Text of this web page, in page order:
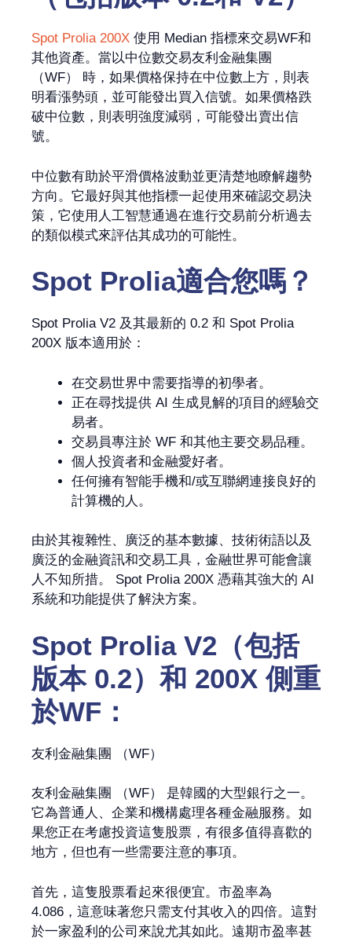
Spot Prolia 200X 使用 Median 指標來交易WF和
其他資產。當以中位數交易友利金融集團
（WF） 時，如果價格保持在中位數上方，則表
明看漲勢頭，並可能發出買入信號。如果價格跌
破中位數，則表明強度減弱，可能發出賣出信
號。
中位數有助於平滑價格波動並更清楚地瞭解趨勢
方向。它最好與其他指標一起使用來確認交易決
策，它使用人工智慧通過在進行交易前分析過去
的類似模式來評估其成功的可能性。
Spot Prolia適合您嗎？
Spot Prolia V2 及其最新的 0.2 和 Spot Prolia
200X 版本適用於：
在交易世界中需要指導的初學者。
正在尋找提供 AI 生成見解的項目的經驗交
易者。
交易員專注於 WF 和其他主要交易品種。
個人投資者和金融愛好者。
任何擁有智能手機和/或互聯網連接良好的
計算機的人。
由於其複雜性、廣泛的基本數據、技術術語以及
廣泛的金融資訊和交易工具，金融世界可能會讓
人不知所措。 Spot Prolia 200X 憑藉其強大的 AI
系統和功能提供了解決方案。
Spot Prolia V2（包括
版本 0.2）和 200X 側重
於WF：
友利金融集團 （WF）
友利金融集團 （WF） 是韓國的大型銀行之一。
它為普通人、企業和機構處理各種金融服務。如
果您正在考慮投資這隻股票，有很多值得喜歡的
地方，但也有一些需要注意的事項。
首先，這隻股票看起來很便宜。市盈率為
4.086，這意味著您只需支付其收入的四倍。這對
於一家盈利的公司來說尤其如此。遠期市盈率甚